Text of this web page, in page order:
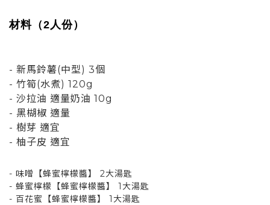
材料（2人份）
- 新馬鈴薯(中型) 3個
- 竹筍(水煮) 120g
- 沙拉油 適量奶油 10g
- 黑楜椒 適量
- 樹芽 適宜
- 柚子皮 適宜
- 味噌【蜂蜜檸檬醬】 2大湯匙
- 蜂蜜檸檬【蜂蜜檸檬醬】 1大湯匙
- 百花蜜【蜂蜜檸檬醬】 1大湯匙